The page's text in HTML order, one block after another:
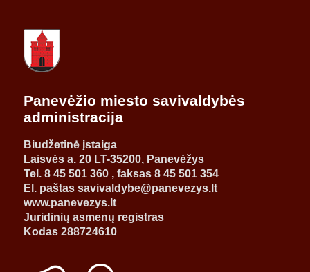
Panevėžio miesto savivaldybės
administracija
Biudžetinė įstaiga
Laisvės a. 20 LT-35200, Panevėžys
Tel. 8 45 501 360 , faksas 8 45 501 354
El. paštas savivaldybe@panevezys.lt
www.panevezys.lt
Juridinių asmenų registras
Kodas 288724610